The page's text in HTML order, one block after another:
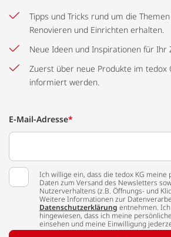
Tipps und Tricks rund um die
Renovieren und Einrichten erhalten.
Neue Ideen und Inspirationen für Ihr
Zuerst über neue Produkte im tedox
informiert werden.
E-Mail-Adresse*
Ich willige ein, dass die tedox KG
Daten zum Versand des Newsletters
Nutzerverhaltens (z.B. Öffnungs- und
Weitere Informationen zur
Datenschutzerklärung entnehmen.
hingewiesen, dass ich meine
einsehen und meine Einwilligung